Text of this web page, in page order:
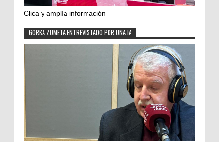
Clica y amplía información
GORKA ZUMETA ENTREVISTADO POR UNA IA